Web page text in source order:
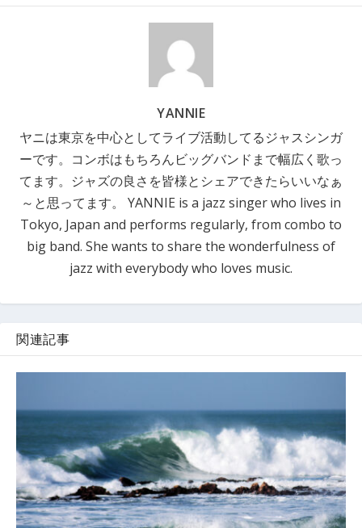
YANNIE
ヤニは東京を中心としてライブ活動してるジャスシンガ
ーです。コンボはもちろんビッグバンドまで幅広く歌っ
てます。ジャズの良さを皆様とシェアできたらいいなぁ
～と思ってます。 YANNIE is a jazz singer who lives in
Tokyo, Japan and performs regularly, from combo to
big band. She wants to share the wonderfulness of
jazz with everybody who loves music.
関連記事